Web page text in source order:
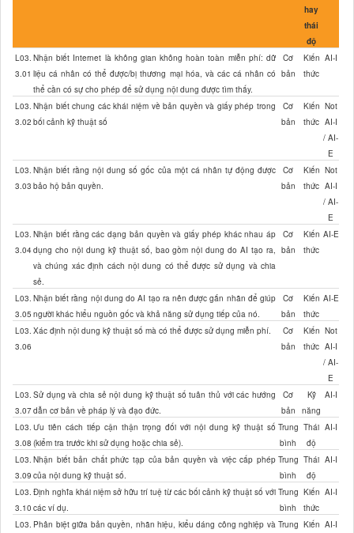
hay
thái
độ
L03.
3.01
Nhận biết Internet là không gian không hoàn toàn miễn phí: dữ
liệu cá nhân có thể được/bị thương mại hóa, và các cá nhân có
thể cần có sự cho phép để sử dụng nội dung được tìm thấy.
Cơ
bản
Kiến
thức
AI-I
L03.
3.02
Nhận biết chung các khái niệm về bản quyền và giấy phép trong
bối cảnh kỹ thuật số
Cơ
bản
Kiến
thức
Not
AI-I
/ AI-
E
L03.
3.03
Nhận biết rằng nội dung số gốc của một cá nhân tự động được
bảo hộ bản quyền.
Cơ
bản
Kiến
thức
Not
AI-I
/ AI-
E
L03.
3.04
Nhận biết rằng các dạng bản quyền và giấy phép khác nhau áp
dụng cho nội dung kỹ thuật số, bao gồm nội dung do AI tạo ra,
và chúng xác định cách nội dung có thể được sử dụng và chia
sẻ.
Cơ
bản
Kiến
thức
AI-E
L03.
3.05
Nhận biết rằng nội dung do AI tạo ra nên được gắn nhãn để giúp
người khác hiểu nguồn gốc và khả năng sử dụng tiếp của nó.
Cơ
bản
Kiến
thức
AI-E
L03.
3.06
Xác định nội dung kỹ thuật số mà có thể được sử dụng miễn phí.
Cơ
bản
Kiến
thức
Not
AI-I
/ AI-
E
L03.
3.07
Sử dụng và chia sẻ nội dung kỹ thuật số tuân thủ với các hướng
dẫn cơ bản về pháp lý và đạo đức.
Cơ
bản
Kỹ
năng
AI-I
L03.
3.08
Ưu tiên cách tiếp cận thận trọng đối với nội dung kỹ thuật số
(kiểm tra trước khi sử dụng hoặc chia sẻ).
Trung
bình
Thái
độ
AI-I
L03.
3.09
Nhận biết bản chất phức tạp của bản quyền và việc cấp phép
của nội dung kỹ thuật số.
Trung
bình
Thái
độ
AI-I
L03.
3.10
Định nghĩa khái niệm sở hữu trí tuệ từ các bối cảnh kỹ thuật số với
các ví dụ.
Trung
bình
Kiến
thức
AI-I
L03. Phân biệt giữa bản quyền, nhãn hiệu, kiểu dáng công nghiệp và Trung Kiến AI-I